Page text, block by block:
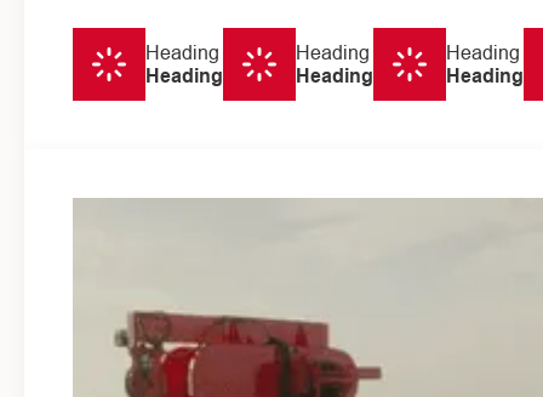
Heading
Heading
Heading
Heading
Heading
Heading